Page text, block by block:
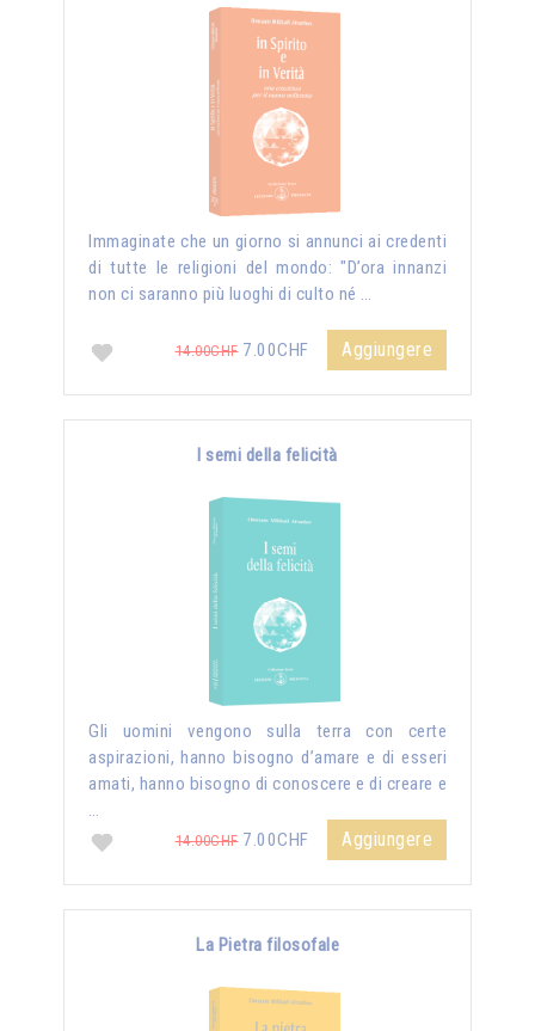
Immaginate che un giorno si annunci ai credenti
di tutte le religioni del mondo: "D’ora innanzi
non ci saranno più luoghi di culto né …
14.00CHF7.00CHF Aggiungere
I semi della felicità
Gli uomini vengono sulla terra con certe
aspirazioni, hanno bisogno d’amare e di esseri
amati, hanno bisogno di conoscere e di creare e
…
14.00CHF7.00CHF Aggiungere
La Pietra filosofale